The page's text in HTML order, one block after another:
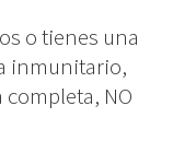
o tienes una
inmunitario,
NO